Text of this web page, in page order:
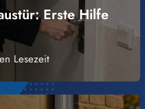
Erste Hilfe
Lesezeit